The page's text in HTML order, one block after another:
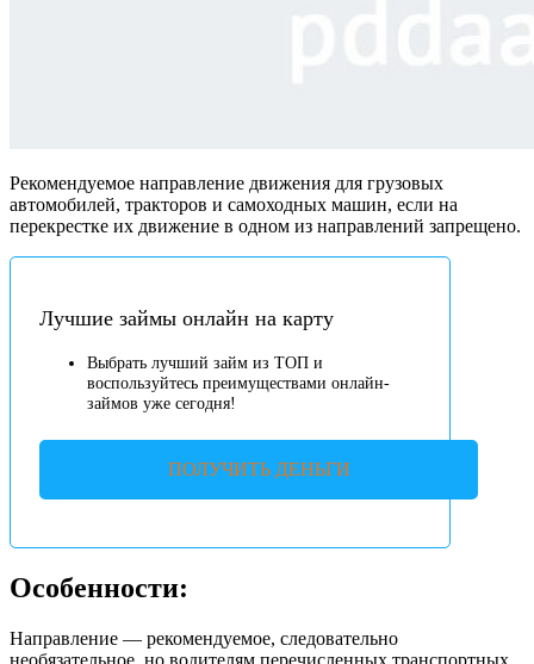
Рекомендуемое направление движения для грузовых
автомобилей, тракторов и самоходных машин, если на
перекрестке их движение в одном из направлений запрещено.
Лучшие займы онлайн на карту
Выбрать лучший займ из ТОП и
воспользуйтесь преимуществами онлайн-
займов уже сегодня!
ПОЛУЧИТЬ ДЕНЬГИ
Особенности:
Направление — рекомендуемое, следовательно